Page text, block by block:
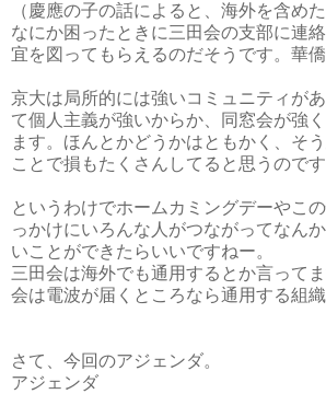
（慶應の子の話によると、海外を含め
なにか困ったときに三田会の支部に連
宜を図ってもらえるのだそうです。華僑
京大は局所的には強いコミュニティが
て個人主義が強いからか、同窓会が強
ます。ほんとかどうかはともかく、そ
ことで損もたくさんしてると思うのです
というわけでホームカミングデーやこ
っかけにいろんな人がつながってなん
いことができたらいいですねー。
三田会は海外でも通用するとか言って
会は電波が届くところなら通用する組織
さて、今回のアジェンダ。
アジェンダ